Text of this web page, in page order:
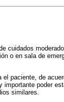
cuidados
o en sala de
paciente, de
poder
similares.